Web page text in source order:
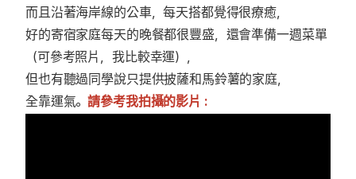
而且沿著海岸線的公車，每天搭都覺得很療癒，
好的寄宿家庭每天的晚餐都很豐盛，還會準備一週菜單
（可參考照片，我比較幸運），
但也有聽過同學說只提供披薩和馬鈴薯的家庭，
全靠運氣。請參考我拍攝的影片 :